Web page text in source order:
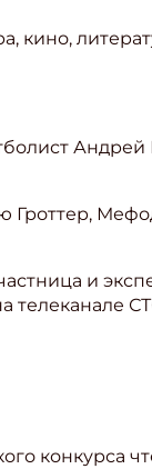
кино,
Андрей
Гроттер,
и
телеканале
конкурса